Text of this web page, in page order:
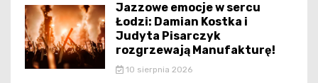
Jazzowe emocje w sercu
Łodzi: Damian Kostka i
Judyta Pisarczyk
rozgrzewają Manufakturę!
10 sierpnia 2026